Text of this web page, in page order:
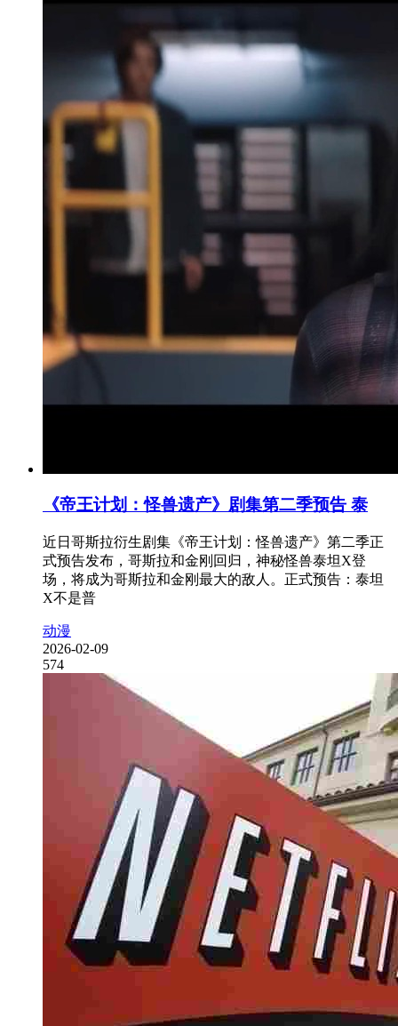
《帝王计划：怪兽遗产》剧集第二季预告 泰
近日哥斯拉衍生剧集《帝王计划：怪兽遗产》第二季正
式预告发布，哥斯拉和金刚回归，神秘怪兽泰坦X登
场，将成为哥斯拉和金刚最大的敌人。正式预告：泰坦
X不是普
动漫
2026-02-09
574